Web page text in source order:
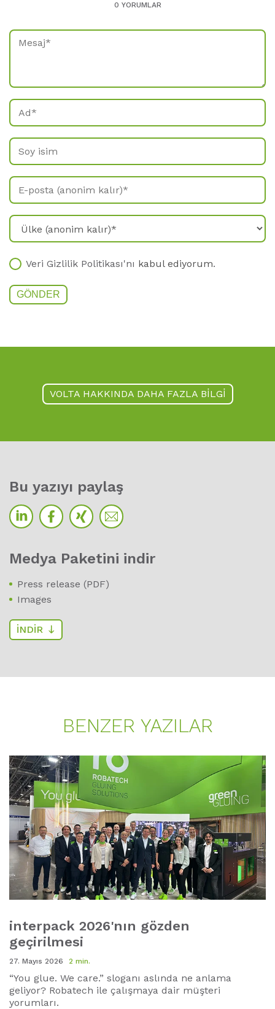
0 YORUMLAR
Veri Gizlilik Politikası'nı kabul ediyorum.
VOLTA HAKKINDA DAHA FAZLA BILGI
Bu yazıyı paylaş
Medya Paketini indir
Press release (PDF)
Images
İNDIR
BENZER YAZILAR
interpack 2026'nın gözden
geçirilmesi
27. Mayıs 2026 2 min.
“You glue. We care.” sloganı aslında ne anlama
geliyor? Robatech ile çalışmaya dair müşteri
yorumları.